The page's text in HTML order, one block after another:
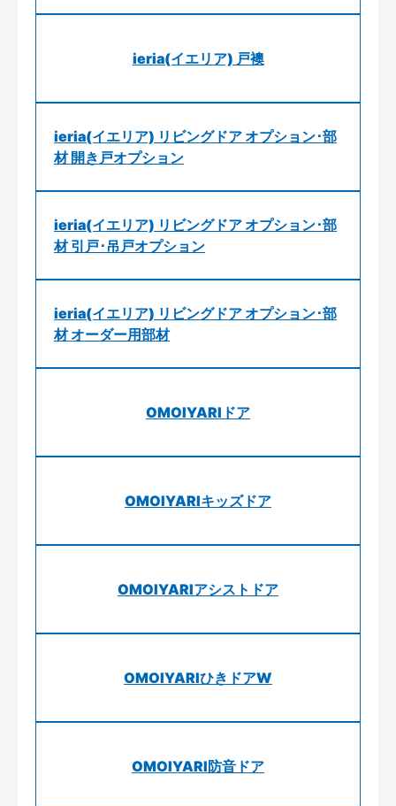
ieria(イエリア) 戸襖
ieria(イエリア) リビングドア オプション･部
材 開き戸オプション
ieria(イエリア) リビングドア オプション･部
材 引戸･吊戸オプション
ieria(イエリア) リビングドア オプション･部
材 オーダー用部材
OMOIYARIドア
OMOIYARIキッズドア
OMOIYARIアシストドア
OMOIYARIひきドアW
OMOIYARI防音ドア